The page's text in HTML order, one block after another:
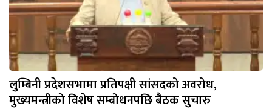
लुम्बिनी प्रदेशसभामा प्रतिपक्षी सांसदको अवरोध,
मुख्यमन्त्रीको विशेष सम्बोधनपछि बैठक सुचारु